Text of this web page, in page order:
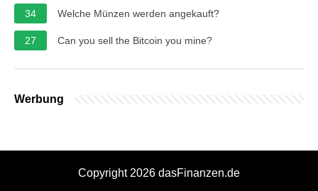
34 Welche Münzen werden angekauft?
27 Can you sell the Bitcoin you mine?
Werbung
Copyright 2026 dasFinanzen.de